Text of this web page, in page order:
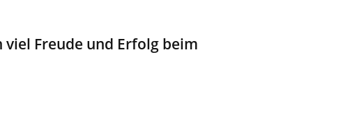
Freude und Erfolg beim